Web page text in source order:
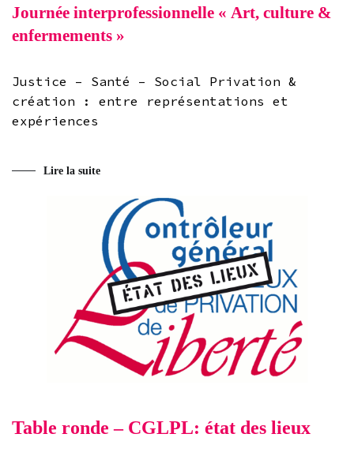
Journée interprofessionnelle « Art, culture &
enfermements »
Justice – Santé – Social Privation &
création : entre représentations et
expériences
Lire la suite
Table ronde – CGLPL: état des lieux